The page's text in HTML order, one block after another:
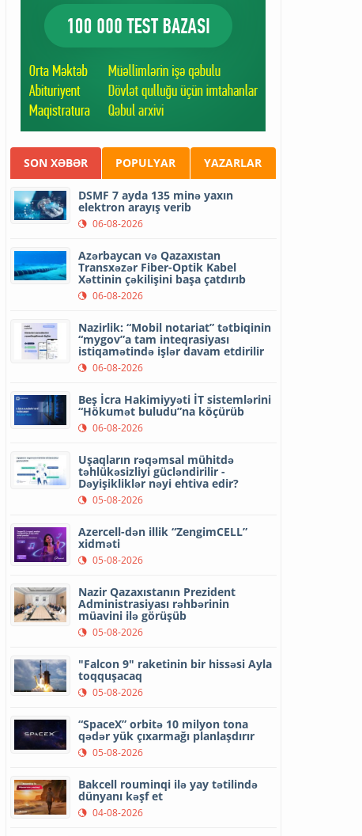
SON XƏBƏR POPULYAR YAZARLAR
DSMF 7 ayda 135 minə yaxın
elektron arayış verib
06-08-2026
Azərbaycan və Qazaxıstan
Transxəzər Fiber-Optik Kabel
Xəttinin çəkilişini başa çatdırıb
06-08-2026
Nazirlik: “Mobil notariat” tətbiqinin
“mygov”a tam inteqrasiyası
istiqamətində işlər davam etdirilir
06-08-2026
Beş İcra Hakimiyyəti İT sistemlərini
“Hökumət buludu”na köçürüb
06-08-2026
Uşaqların rəqəmsal mühitdə
təhlükəsizliyi gücləndirilir -
Dəyişikliklər nəyi ehtiva edir?
05-08-2026
Azercell-dən illik “ZengimCELL”
xidməti
05-08-2026
Nazir Qazaxıstanın Prezident
Administrasiyası rəhbərinin
müavini ilə görüşüb
05-08-2026
"Falcon 9" raketinin bir hissəsi Ayla
toqquşacaq
05-08-2026
“SpaceX” orbitə 10 milyon tona
qədər yük çıxarmağı planlaşdırır
05-08-2026
Bakcell rouminqi ilə yay tətilində
dünyanı kəşf et
04-08-2026